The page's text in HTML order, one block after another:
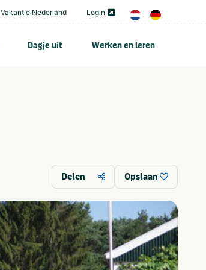
Vakantie Nederland Login
Dagje uit Werken en leren
Delen Opslaan